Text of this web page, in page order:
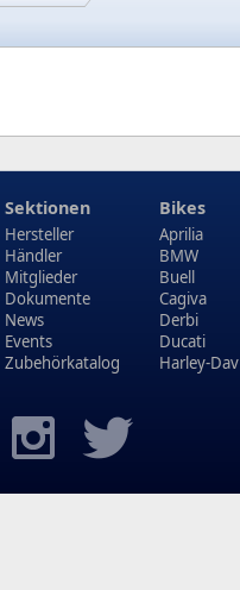
Sektionen
Hersteller
Händler
Mitglieder
Dokumente
News
Events
Zubehörkatalog
Bikes
Aprilia
BMW
Buell
Cagiva
Derbi
Ducati
Harley-